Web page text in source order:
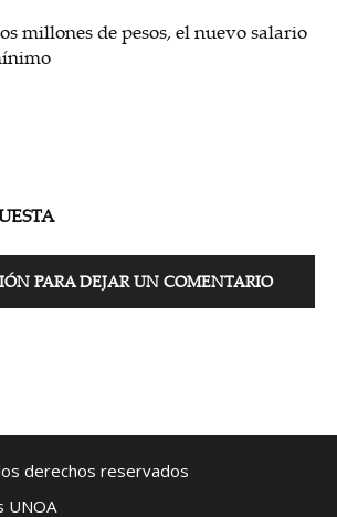
millones de pesos, el nuevo salario
PARA DEJAR UN COMENTARIO
derechos reservados
UNOA